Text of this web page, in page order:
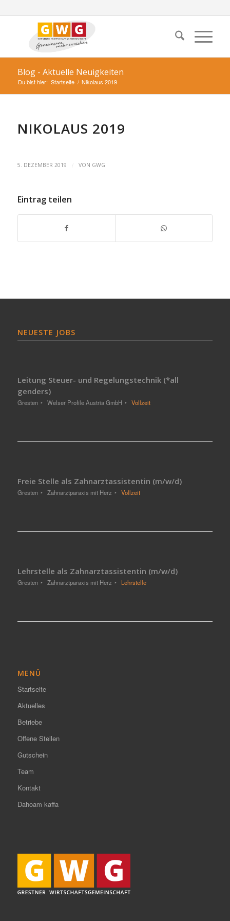
Blog - Aktuelle Neuigkeiten
Du bist hier: Startseite / Nikolaus 2019
NIKOLAUS 2019
5. DEZEMBER 2019 VON GWG
Eintrag teilen
NEUESTE JOBS
Leitung Steuer- und Regelungstechnik (*all
genders)
Gresten Welser Profile Austria GmbH Vollzeit
Freie Stelle als Zahnarztassistentin (m/w/d)
Gresten Zahnarztparaxis mit Herz Vollzeit
Lehrstelle als Zahnarztassistentin (m/w/d)
Gresten Zahnarztparaxis mit Herz Lehrstelle
MENÜ
Startseite
Aktuelles
Betriebe
Offene Stellen
Gutschein
Team
Kontakt
Dahoam kaffa